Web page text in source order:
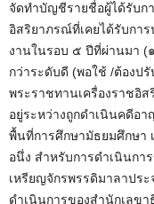
จัดทำบัญชีรายชื่อผู้ได้รับก
อิสริยาภรณ์ที่เคยได้รับกา
งานในรอบ ๕ ปีที่ผ่านมา
กว่าระดับดี (พอใช้ /ต้องป
พระราชทานเครื่องราชอิ
อยู่ระหว่างถูกดำเนินคดีอ
พื้นที่การศึกษามัธยมศึกษา
อนึ่ง สำหรับการดำเนินกา
เหรียญจักรพรรดิมาลาปร
ดำเนินการของสำนักเลข